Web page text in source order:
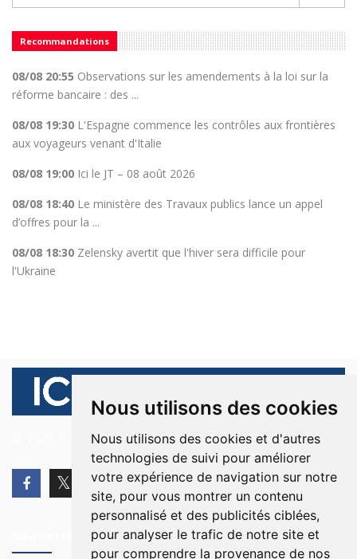
Nous utilisons des cookies
Nous utilisons des cookies et d'autres
technologies de suivi pour améliorer
votre expérience de navigation sur notre
site, pour vous montrer un contenu
personnalisé et des publicités ciblées,
pour analyser le trafic de notre site et
pour comprendre la provenance de nos
Recommandations
08/08 20:55 Observations sur les amendements à la loi sur la
réforme bancaire : des ...
08/08 19:30 L'Espagne commence les contrôles aux frontières
aux voyageurs venant d'Italie
08/08 19:00 Ici le JT – 08 août 2026
08/08 18:40 Le ministère des Travaux publics lance un appel
d’offres pour la ...
08/08 18:30 Zelensky avertit que l'hiver sera difficile pour
l'Ukraine
© 2026 Ici Beyrouth. Tous les droits sont réservés.